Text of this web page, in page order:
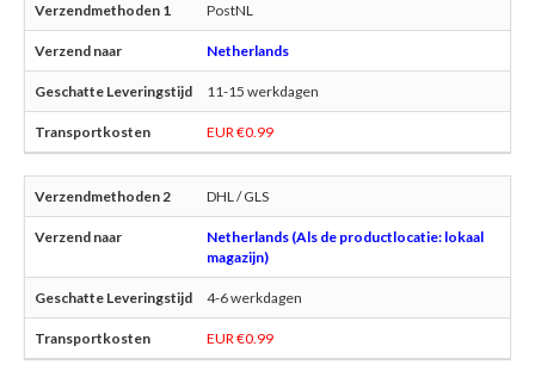
PostNL
Netherlands
11-15 werkdagen
EUR €0.99
DHL / GLS
Netherlands (Als de productlocatie: lokaal
magazijn)
4-6 werkdagen
EUR €0.99